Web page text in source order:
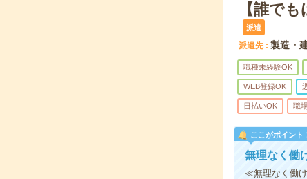
【誰で
派遣
派遣先 製造・
職種未経験OK
WEB登録OK
日払いOK 職
ここがポイント
無理なく働
≪無理なく働